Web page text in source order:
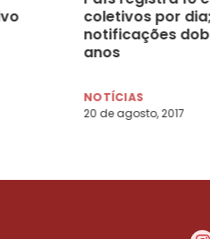
coletivos por
notificações
anos
NOTÍCIAS
20 de agosto, 2017